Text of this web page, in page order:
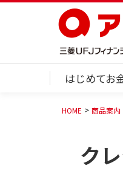
はじめてお
HOME 商品案内
ク